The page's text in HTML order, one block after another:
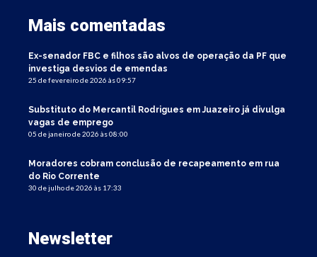
Mais comentadas
Ex-senador FBC e filhos são alvos de operação da PF que
investiga desvios de emendas
25 de fevereiro de 2026 às 09:57
Substituto do Mercantil Rodrigues em Juazeiro já divulga
vagas de emprego
05 de janeiro de 2026 às 08:00
Moradores cobram conclusão de recapeamento em rua
do Rio Corrente
30 de julho de 2026 às 17:33
Newsletter